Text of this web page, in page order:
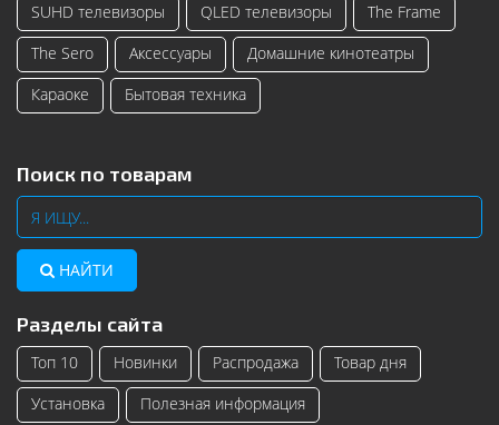
SUHD телевизоры
QLED телевизоры
The Frame
The Sero
Аксессуары
Домашние кинотеатры
Караоке
Бытовая техника
Поиск по товарам
НАЙТИ
Разделы сайта
Топ 10 Новинки Распродажа
Товар дня
Установка
Полезная информация